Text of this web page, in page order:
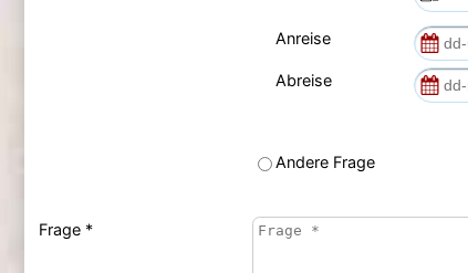
Anreise
Abreise
Andere Frage
Frage *